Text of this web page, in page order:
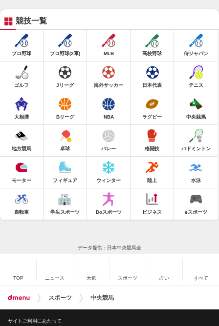
競技一覧
プロ野球 プロ野球(2軍) MLB 高校野球 侍ジャパン
ゴルフ Jリーグ 海外サッカー 日本代表 テニス
大相撲 Bリーグ NBA ラグビー 中央競馬
地方競馬 卓球 バレー 格闘技 バドミントン
モーター フィギュア ウィンター 陸上 水泳
自転車 学生スポーツ Doスポーツ ビジネス eスポーツ
データ提供：日本中央競馬会
TOP ニュース 天気 スポーツ 占い すべて
スポーツ 中央競馬
サイトご利用にあたって